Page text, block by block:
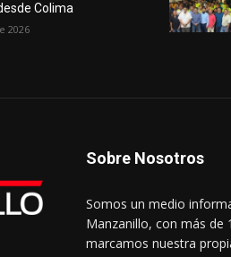
Colima
2026
Sobre Nosotros
Somos un medio
Manzanillo, con más de
marcamos nuestra